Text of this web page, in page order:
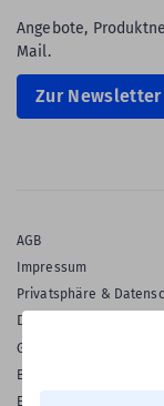
Angebote,
Mail.
Zur
AGB
Impressum
Privatsphäre &
Datenschutz-
Gewährleistung
English Language